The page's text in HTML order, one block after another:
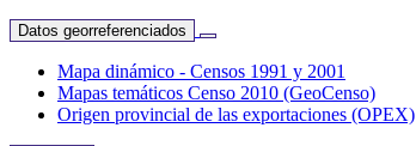
Datos georreferenciados
Mapa dinámico - Censos 1991 y 2001
Mapas temáticos Censo 2010 (GeoCenso)
Origen provincial de las exportaciones (OPEX)